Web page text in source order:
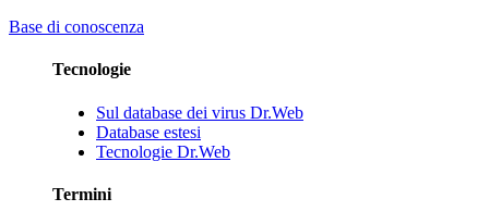
Base di conoscenza
Tecnologie
Sul database dei virus Dr.Web
Database estesi
Tecnologie Dr.Web
Termini